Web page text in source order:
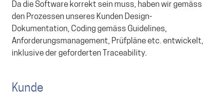
Da die Software korrekt sein muss, haben wir gemäss
den Prozessen unseres Kunden Design-
Dokumentation, Coding gemäss Guidelines,
Anforderungsmanagement, Prüfpläne etc. entwickelt,
inklusive der geforderten Traceability.
Kunde